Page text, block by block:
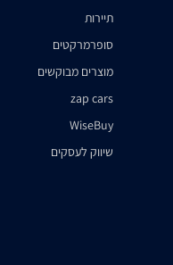
תיירות
סופרמרקטים
מוצרים מבוקשים
zap cars
WiseBuy
שיווק לעסקים